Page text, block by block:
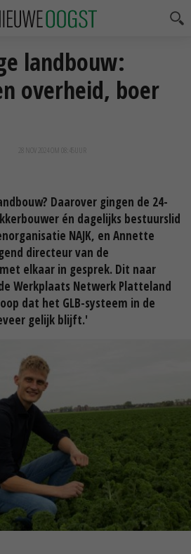
landbouw:
overheid, boer
28 NOV 2024 OM 08:45
Daarover gingen de 24-
én dagelijks bestuurslid
NAJK, en Annette
directeur van de
elkaar in gesprek. Dit naar
Werkplaats Netwerk Platteland
dat het GLB-systeem in de
gelijk blijft.'